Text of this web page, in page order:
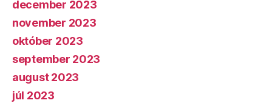
december 2023
november 2023
október 2023
september 2023
august 2023
júl 2023